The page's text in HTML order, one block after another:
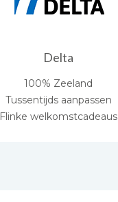
Delta
100% Zeeland
Tussentijds aanpassen
Flinke welkomstcadeaus